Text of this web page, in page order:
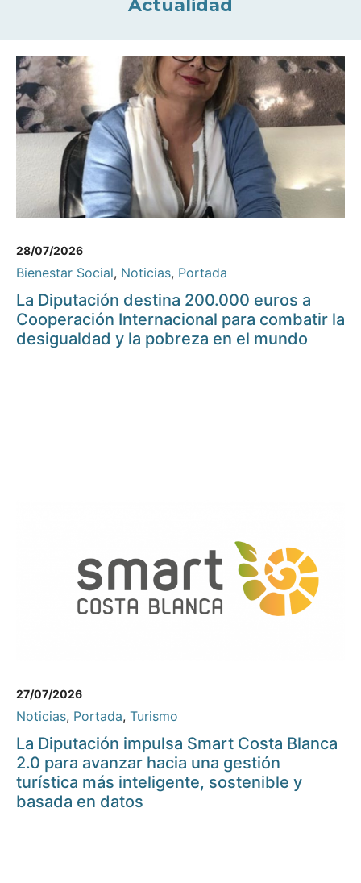
Actualidad
28/07/2026
Bienestar Social, Noticias, Portada
La Diputación destina 200.000 euros a
Cooperación Internacional para combatir la
desigualdad y la pobreza en el mundo
27/07/2026
Noticias, Portada, Turismo
La Diputación impulsa Smart Costa Blanca
2.0 para avanzar hacia una gestión
turística más inteligente, sostenible y
basada en datos